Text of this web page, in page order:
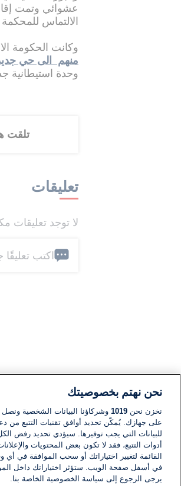
الالتماس
وكانت الحكومة
منهم الى حي
وحدة استيطانية
تلقت هذه
تعليقات
لا توجد تعليقات
اكتب تعليقًا
نحن نهتم بخصوصيتك
نخزن نحن 1019 وشركاؤنا البيانات الشخصية ونصل
على جهازك. يُمكّن تحديد أوافق تقنيات التتبع من
للبيانات التي يجب توفيرها. سيؤدي تحديد رفض
أدوات التتبع، فقد لا تكون بعض المحتويات
القائمة لتغيير اختياراتك أو سحب الموافقة في
في أسفل صفحة الويب. ستؤثر اختياراتك داخل
يرجى الرجوع إلى سياسة الخصوصية الخاصة بنا.